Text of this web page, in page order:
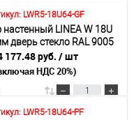
В корзину
LWR5-18U64-GF
LINEA W 18U
дверь стекло RAL 9005
177.48 руб. / шт
НДС 20%)
LWR5-18U64-PF